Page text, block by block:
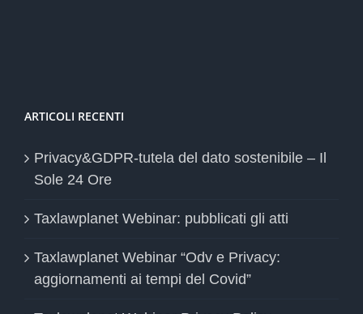
ARTICOLI RECENTI
Privacy&GDPR-tutela del dato sostenibile – Il
Sole 24 Ore
Taxlawplanet Webinar: pubblicati gli atti
Taxlawplanet Webinar “Odv e Privacy:
aggiornamenti ai tempi del Covid”